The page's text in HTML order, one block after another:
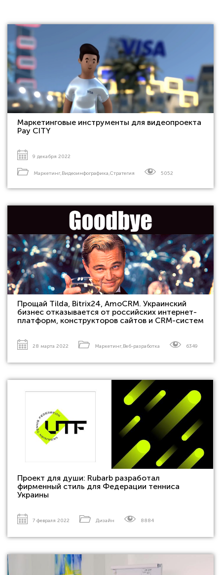
Маркетинговые инструменты для видеопроекта
Pay CITY
9 декабря 2022
Маркетинг,Видеоинфографика,Стратегия 5052
Прощай Tilda, Bitrix24, AmoCRM. Украинский
бизнес отказывается от российских интернет-
платформ, конструкторов сайтов и CRM-систем
28 марта 2022 Маркетинг,Веб-разработка 6349
Проект для души: Rubarb разработал
фирменный стиль для Федерации тенниса
Украины
7 февраля 2022 Дизайн 8884